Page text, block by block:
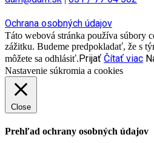
Ochrana osobných údajov
Táto webová stránka používa súbory
zážitku. Budeme predpokladať, že s
môžete sa odhlásiť.Prijať Čítať viac
Nastavenie súkromia a cookies
Close
Prehľad ochrany osobných údajov